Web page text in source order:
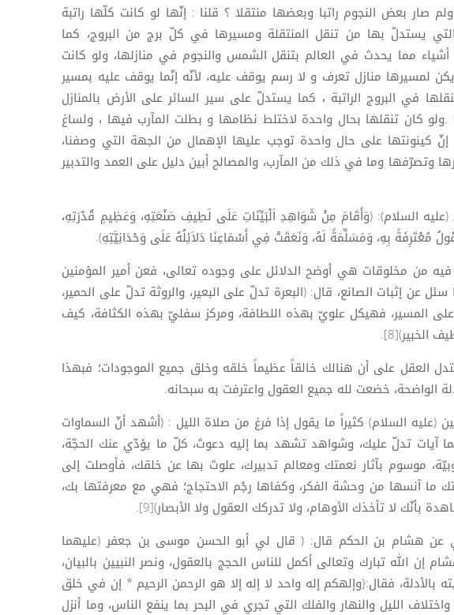
صار بعض النجوم راتبا وبعضها منتقلا ؟ قلنا : إنّها لو كانت كلّها راتبة
التي يستدلّ بها من تنقل المنتقلة ومسيرها في كلّ برج من البروج، كما
مما يحدث في العالم بتنقل الشمس والنجوم في منازلها، ولو كانت
لمسيرها منازل تعرف و لا رسم يوقف عليه، لأنّه إنّما يوقف عليه بمسير
في البروج الراتبة ، كما يستدلّ على سير السائر على الأرض بالمنازل
.ولو كان تنقلها بحال واحدة لاختلط نظامها و بطلت المآرب فيها ، ولساغ
كينونتها على حال واحدة توجب عليها الإهمال من الجهة التي وصفنا،
وتصرّفها وما في ذلك من المآرب، والمصالح أبين دليل على العمد والتدبير
(عليه السلام): (وَأَقَامَ مِنْ شَوَاهِدِ اَلْبَيِّنَاتِ عَلَى لَطِيفِ صَنْعَتِهِ، وَعَظِيمِ قُدْرَتِهِ،
مُعْتَرِفَةً بِهِ، وَمَسَلِّمَةً لَهُ، وَنَعَقَتْ فِي أَسْمَاعِنَا دَلاَئِلُهُ عَلَى وَحْدَانِيَّتِهِ).
من مخلوقات هي أوضح الدلائل على وجوده تعالى، فعن أمير المؤمنين
سئل عن إثبات الصانع، قال: (البعرة تدلّ على البعير، والروثة تدلّ على الحمير،
على المسير، فهيكل علويّ بهذه اللطافة، ومركز سفليّ بهذه الكثافة، كيف
الخبير)[8].
العقل على أن هنالك خالقاً عظيماً خلقه وخلق جميع الموجودات؛ فبهذا
الواضحة، خضعت لله جميع العقول واعترفت به سبحانه.
(عليه السلام) كثيراً ما يقول إذا فرغ من صلاة الليل : (أشهد أنّ السماوات
آيات تدلّ عليك، وشواهد تشهد بما إليه دعوتَ، كلّ ما يؤدّي عنك الحجّة،
موسوم بآثار نعمتك ومعالم تدبيرك، علوتَ بها عن خلقك، فأوصلت إلى
ما آنسها من وحشة الفكر، وكفاها رجْم الاحتجاج؛ فهي مع معرفتها بك،
بأنّك لا تأخذك الأوهام، ولا تدركك العقول ولا الأبصار)[9].
عن هشام بن الحكم قال: ( قال لي أبو الحسن موسى بن جعفر (عليهما
إن الله تبارك وتعالى أكمل للناس الحجج بالعقول، ونصر النبيين بالبيان،
بالأدلة، فقال:{وإلهكم إله واحد لا إله إلا هو الرحمن الرحيم * إن في خلق
الليل والنهار والفلك التي تجري في البحر بما ينفع الناس، وما أنزل